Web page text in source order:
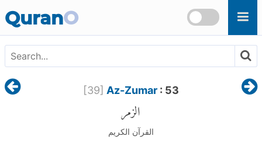
QuranO
[39] Az-Zumar: 53
الزمر
القرآن الكريم